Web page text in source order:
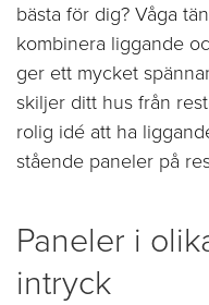
bästa för dig? Våga
kombinera liggande
ger ett mycket
skiljer ditt hus från
rolig idé att ha
stående paneler på
Paneler i
intryck